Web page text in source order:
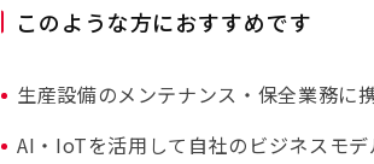
このような方におすすめです
生産設備のメンテナンス・保全業務に
AI・IoTを活用して自社のビジネスモ